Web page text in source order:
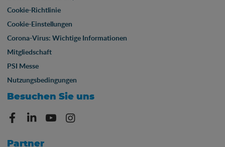
Cookie-Richtlinie
Cookie-Einstellungen
Corona-Virus: Wichtige Informationen
Mitgliedschaft
PSI Messe
Nutzungsbedingungen
Besuchen Sie uns
Partner